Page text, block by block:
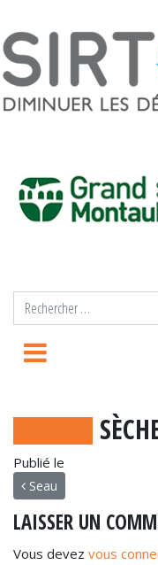
Publié le
NAVIGATION
Seau
LAISSER UN
Vous devez vous